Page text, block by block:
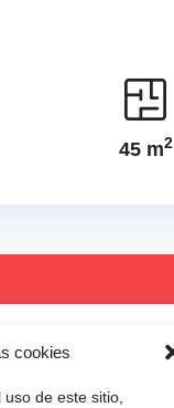
cookies
de este sitio,
45 m2